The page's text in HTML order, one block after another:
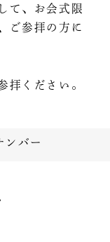
て、お会式限
ご参拝の方に
拝ください。
ンバー